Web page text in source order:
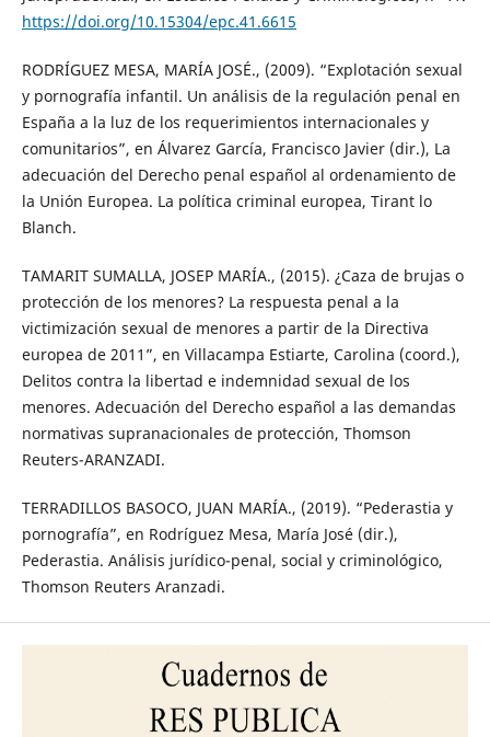
https://doi.org/10.15304/epc.41.6615
RODRÍGUEZ MESA, MARÍA JOSÉ., (2009). “Explotación sexual
y pornografía infantil. Un análisis de la regulación penal en
España a la luz de los requerimientos internacionales y
comunitarios”, en Álvarez García, Francisco Javier (dir.), La
adecuación del Derecho penal español al ordenamiento de
la Unión Europea. La política criminal europea, Tirant lo
Blanch.
TAMARIT SUMALLA, JOSEP MARÍA., (2015). ¿Caza de brujas o
protección de los menores? La respuesta penal a la
victimización sexual de menores a partir de la Directiva
europea de 2011”, en Villacampa Estiarte, Carolina (coord.),
Delitos contra la libertad e indemnidad sexual de los
menores. Adecuación del Derecho español a las demandas
normativas supranacionales de protección, Thomson
Reuters-ARANZADI.
TERRADILLOS BASOCO, JUAN MARÍA., (2019). “Pederastia y
pornografía”, en Rodríguez Mesa, María José (dir.),
Pederastia. Análisis jurídico-penal, social y criminológico,
Thomson Reuters Aranzadi.